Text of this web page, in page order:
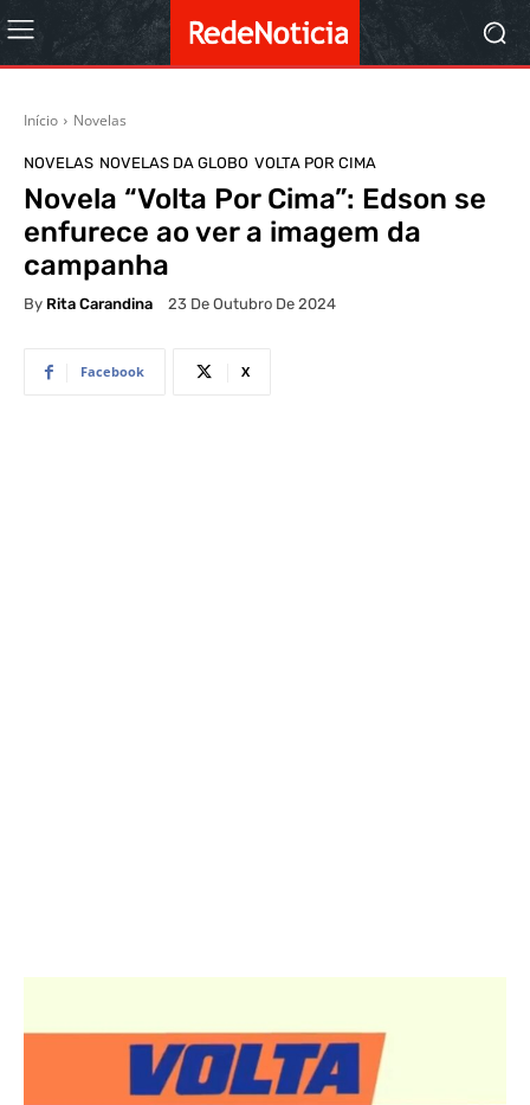
Início Novelas
NOVELAS NOVELAS DA GLOBO VOLTA POR CIMA
Novela “Volta Por Cima”: Edson se
enfurece ao ver a imagem da
campanha
By Rita Carandina 23 De Outubro De 2024
Facebook X